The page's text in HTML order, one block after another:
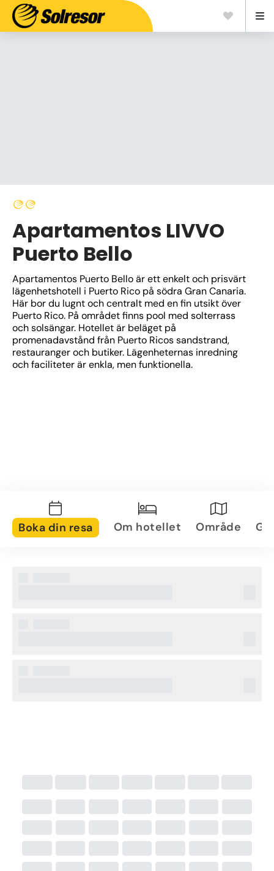
Apartamentos LIVVO
Puerto Bello
Apartamentos Puerto Bello är ett enkelt och prisvärt
lägenhetshotell i Puerto Rico på södra Gran Canaria.
Här bor du lugnt och centralt med en fin utsikt över
Puerto Rico. På området finns pool med solterrass
och solsängar. Hotellet är beläget på
promenadavstånd från Puerto Ricos sandstrand,
restauranger och butiker. Lägenheternas inredning
och faciliteter är enkla, men funktionella.
Boka din resa Om hotellet Område